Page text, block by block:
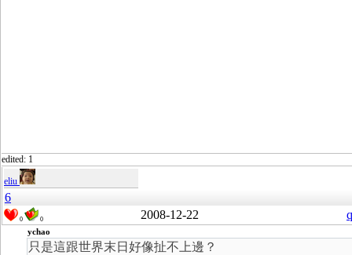
edited: 1
eliu
6
0 0 2008-12-22
ychao
只是這跟世界末日好像扯不上邊？